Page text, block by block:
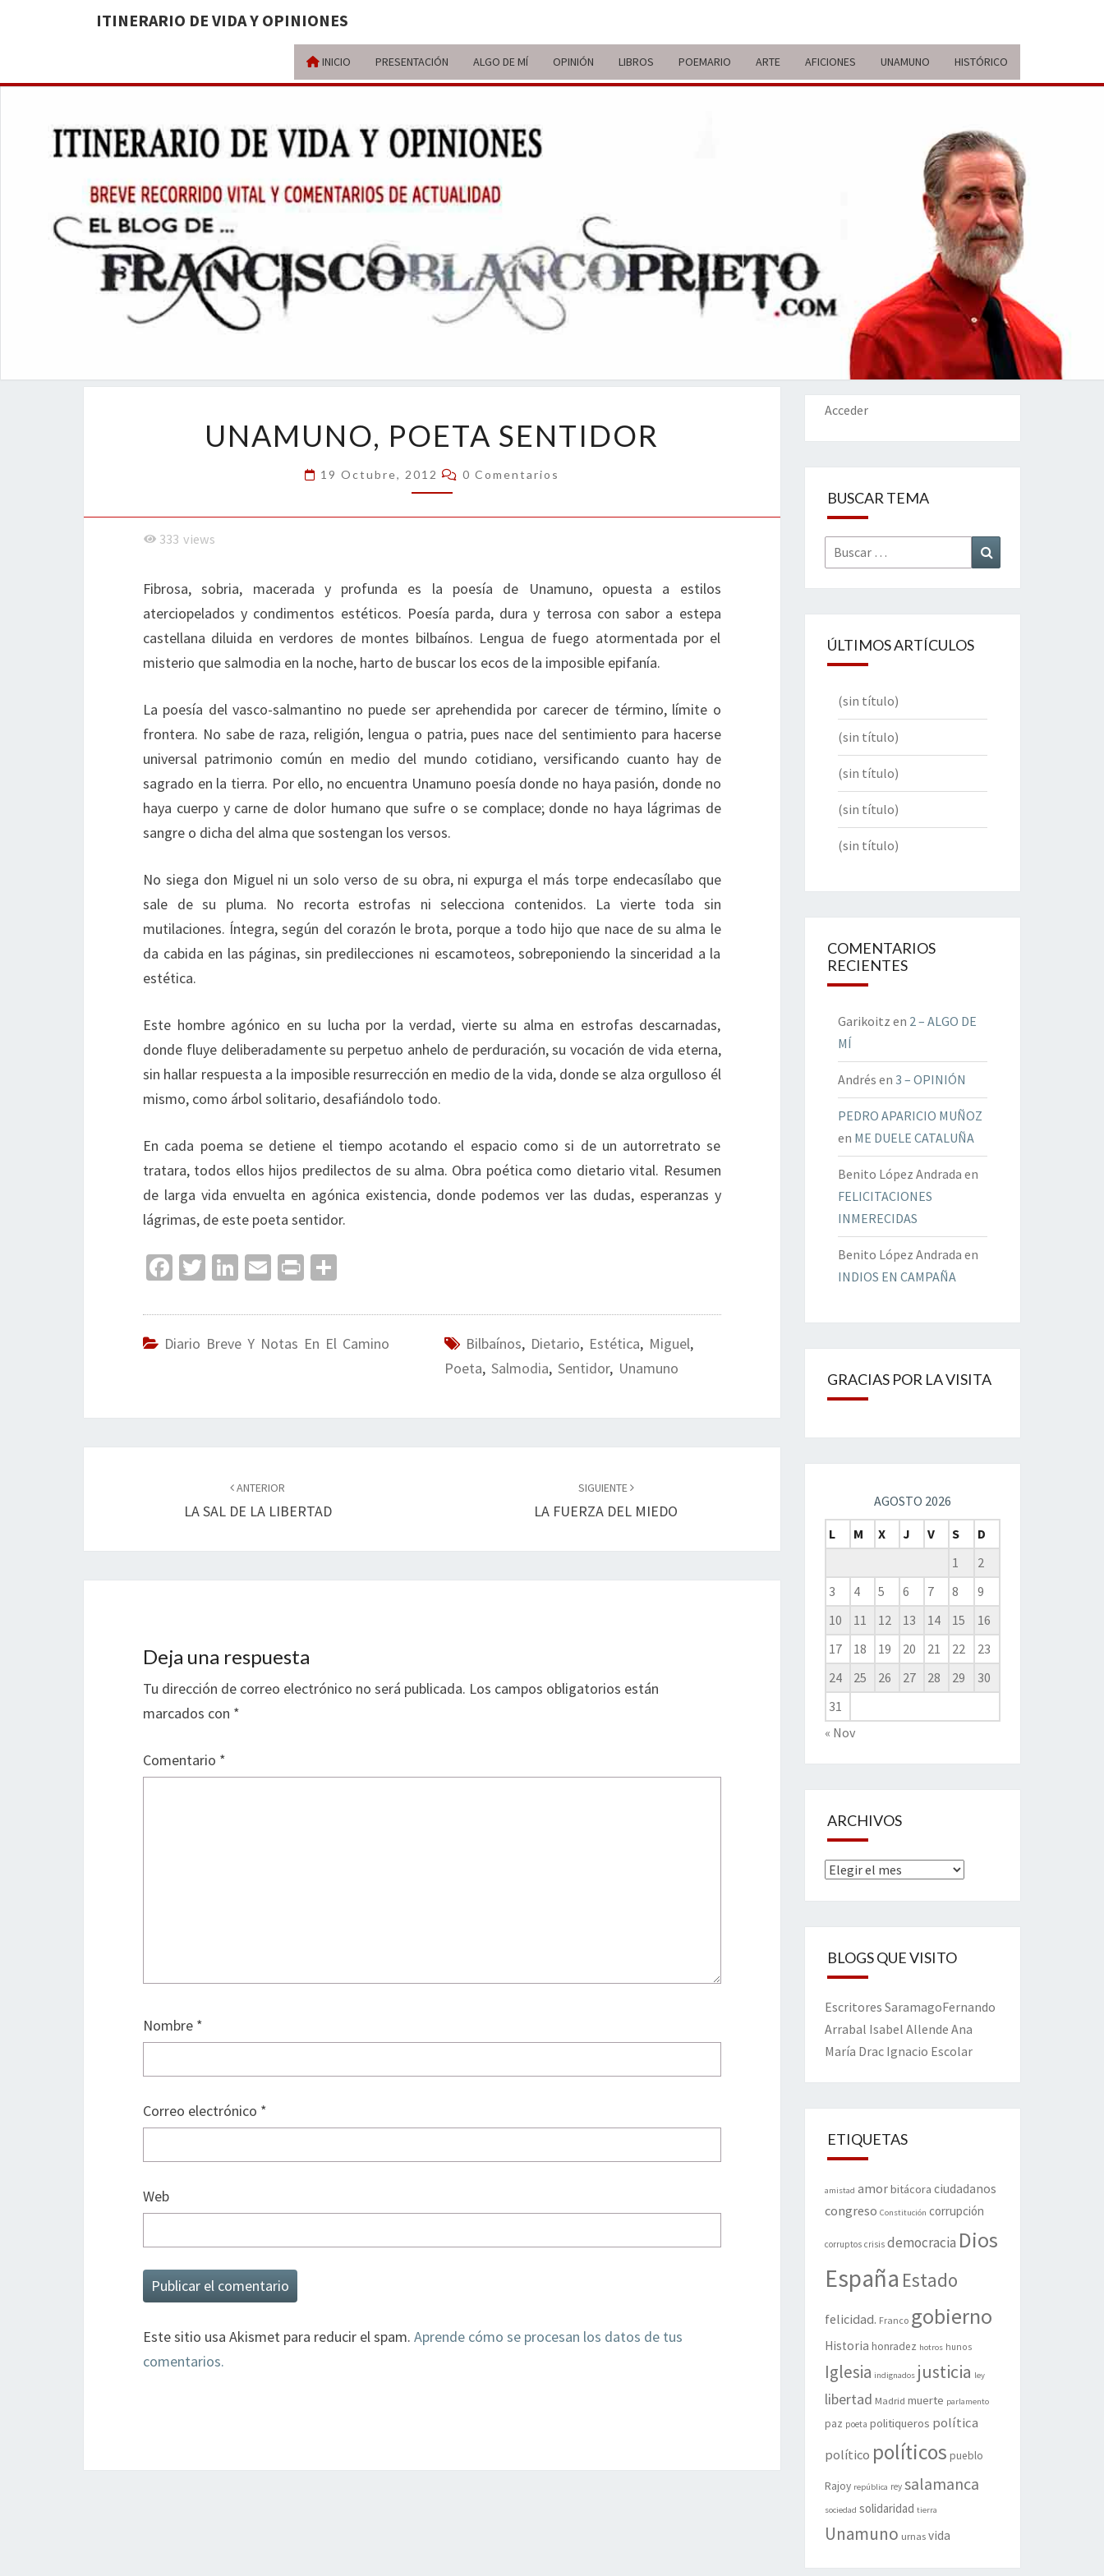
ITINERARIO DE VIDA Y OPINIONES
INICIO PRESENTACIÓN ALGO DE MÍ OPINIÓN LIBROS POEMARIO ARTE AFICIONES UNAMUNO HISTÓRICO
ITINERARIO
DE VIDA Y
OPINIONES
BREVE
RECORRIDO
VITAL Y
COMENTARIOS
ACTUALIDAD
POETA
UNAMUNO, POETA SENTIDOR
19 Octubre, 2012 Comentarios
0 Comentarios
333 views
Fibrosa, sobria, macerada y profunda es la poesía de Unamuno, opuesta a estilos
aterciopelados y condimentos estéticos. Poesía parda, dura y terrosa con sabor a estepa
castellana diluida en verdores de montes bilbaínos. Lengua de fuego atormentada por el
misterio que salmodia en la noche, harto de buscar los ecos de la imposible epifanía.
La poesía del vasco-salmantino no puede ser aprehendida por carecer de término, límite o
frontera. No sabe de raza, religión, lengua o patria, pues nace del sentimiento para hacerse
universal patrimonio común en medio del mundo cotidiano, versificando cuanto hay de
sagrado en la tierra. Por ello, no encuentra Unamuno poesía donde no haya pasión, donde no
haya cuerpo y carne de dolor humano que sufre o se complace; donde no haya lágrimas de
sangre o dicha del alma que sostengan los versos.
No siega don Miguel ni un solo verso de su obra, ni expurga el más torpe endecasílabo que
sale de su pluma. No recorta estrofas ni selecciona contenidos. La vierte toda sin
mutilaciones. Íntegra, según del corazón le brota, porque a todo hijo que nace de su alma le
da cabida en las páginas, sin predilecciones ni escamoteos, sobreponiendo la sinceridad a la
estética.
Este hombre agónico en su lucha por la verdad, vierte su alma en estrofas descarnadas,
donde fluye deliberadamente su perpetuo anhelo de perduración, su vocación de vida eterna,
sin hallar respuesta a la imposible resurrección en medio de la vida, donde se alza orgulloso él
mismo, como árbol solitario, desafiándolo todo.
En cada poema se detiene el tiempo acotando el espacio como si de un autorretrato se
tratara, todos ellos hijos predilectos de su alma. Obra poética como dietario vital. Resumen
de larga vida envuelta en agónica existencia, donde podemos ver las dudas, esperanzas y
lágrimas, de este poeta sentidor.
Fa
b
o
T
tt
er
Li
ke
dI
E
ai
l
Pr
t
m
p
Diario Breve Y Notas En El Camino Bilbaínos, Dietario, Estética, Miguel,
Poeta, Salmodia, Sentidor, Unamuno
ANTERIOR
LA SAL DE LA LIBERTAD
SIGUIENTE
LA FUERZA DEL MIEDO
Deja una respuesta
Tu dirección de correo electrónico no será publicada. Los campos obligatorios están
marcados con *
Comentario *
Nombre *
Correo electrónico *
Web
Este sitio usa Akismet para reducir el spam. Aprende cómo se procesan los datos de tus
comentarios.
Acceder
BUSCAR TEMA
Buscar
por:
ÚLTIMOS ARTÍCULOS
(sin título)
(sin título)
(sin título)
(sin título)
(sin título)
COMENTARIOS
RECIENTES
Garikoitz en 2 – ALGO DE
MÍ
Andrés en 3 – OPINIÓN
PEDRO APARICIO MUÑOZ
en ME DUELE CATALUÑA
Benito López Andrada en
FELICITACIONES
INMERECIDAS
Benito López Andrada en
INDIOS EN CAMPAÑA
GRACIAS POR LA VISITA
AGOSTO 2026
L
M X J V S
D
1
2
3
4 5 6 7 8
9
10
11 12 13 14 15
16
17
18 19 20 21 22
23
24
25 26 27 28 29
30
31
« Nov
ARCHIVOS
Archivos
BLOGS QUE VISITO
Escritores SaramagoFernando
Arrabal Isabel Allende Ana
María Drac Ignacio Escolar
ETIQUETAS
amistad amorbitácora ciudadanos
congreso Constitución corrupción
corruptos crisis democracia Dios
España Estado
felicidad. Franco gobierno
Historia honradez hotros hunos
Iglesia indignados justicia ley
libertad Madrid muerte parlamento
paz poeta politiqueros política
político políticos pueblo
Rajoy república rey salamanca
sociedad solidaridad tierra
Unamuno urnas vida